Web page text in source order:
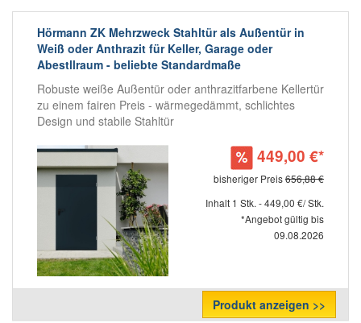
Hörmann ZK Mehrzweck Stahltür als Außentür in
Weiß oder Anthrazit für Keller, Garage oder
Abestllraum - beliebte Standardmaße
Robuste weiße Außentür oder anthrazitfarbene Kellertür
zu einem fairen Preis - wärmegedämmt, schlichtes
Design und stabile Stahltür
449,00 €*
bisheriger Preis656,88 €
Inhalt 1 Stk. - 449,00 €/ Stk.
*Angebot gültig bis
09.08.2026
Produkt anzeigen >>